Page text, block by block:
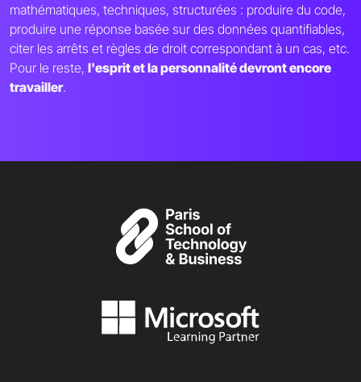
mathématiques, techniques, structurées : produire du code,
produire une réponse basée sur des données quantifiables,
citer les arrêts et règles de droit correspondant à un cas, etc.
Pour le reste, l'esprit et la personnalité devront encore
travailler.